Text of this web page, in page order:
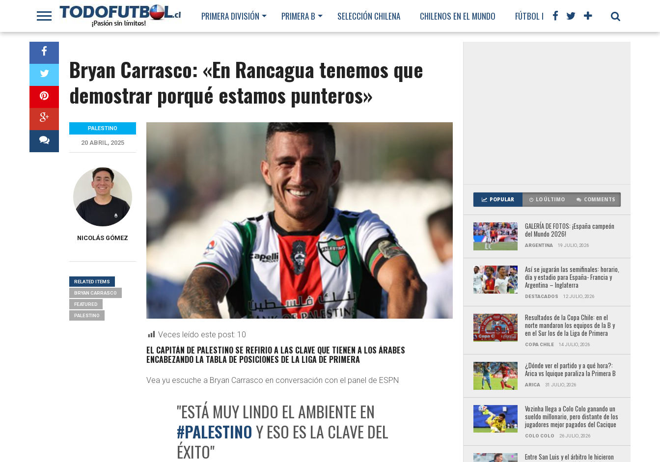
PRIMERA DIVISIÓN PRIMERA B SELECCIÓN CHILENA CHILENOS EN EL MUNDO FÚTBOL INTERNACIONAL
Bryan Carrasco: «En Rancagua tenemos que
demostrar porqué estamos punteros»
Veces leído este post: 10
EL CAPITÁN DE PALESTINO SE REFIRIO A LAS CLAVE QUE TIENEN A LOS ÁRABES
ENCABEZANDO LA TABLA DE POSICIONES DE LA LIGA DE PRIMERA
Vea yu escuche a Bryan Carrasco en conversación con el panel de ESPN
"ESTÁ MUY LINDO EL AMBIENTE EN
#PALESTINOY ESO ES LA CLAVE DEL
ÉXITO"
PALESTINO
20 ABRIL, 2025
NICOLÁS GÓMEZ
RELATED ITEMS
BRYAN CARRASCO
FEATURED
PALESTINO
POPULAR LO ÚLTIMO COMMENTS
GALERÍA DE FOTOS: ¡España campeón
del Mundo 2026!
ARGENTINA 19 JULIO, 2026
Así se jugarán las semifinales: horario,
día y estadio para España- Francia y
Argentina – Inglaterra
DESTACADOS 12 JULIO, 2026
Resultados de la Copa Chile: en el
norte mandaron los equipos de la B y
en el Sur los de la Liga de Primera
COPA CHILE 14 JULIO, 2026
¿Dónde ver el partido y a qué hora?:
Arica vs Iquique paraliza la Primera B
ARICA 31 JULIO, 2026
Vozinha llega a Colo Colo ganando un
sueldo millonario, pero distante de los
jugadores mejor pagados del Cacique
COLO COLO 26 JULIO, 2026
Entre San Luis y el árbitro le hicieron